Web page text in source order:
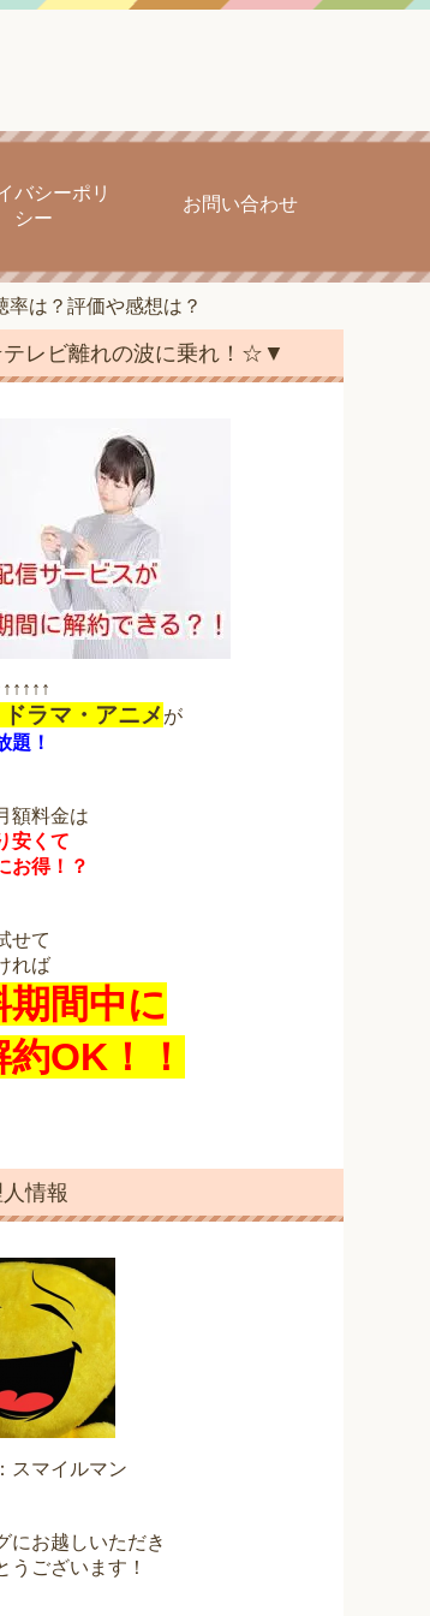
バシーポリ
シー
お問い合わせ
は？評価や感想は？
レビ離れの波に乗れ！☆▼
ラマ・アニメが
題！
額料金は
安くて
お得！？
せて
れば
期間中に
約OK！！
情報
スマイルマン
にお越しいただき
うございます！